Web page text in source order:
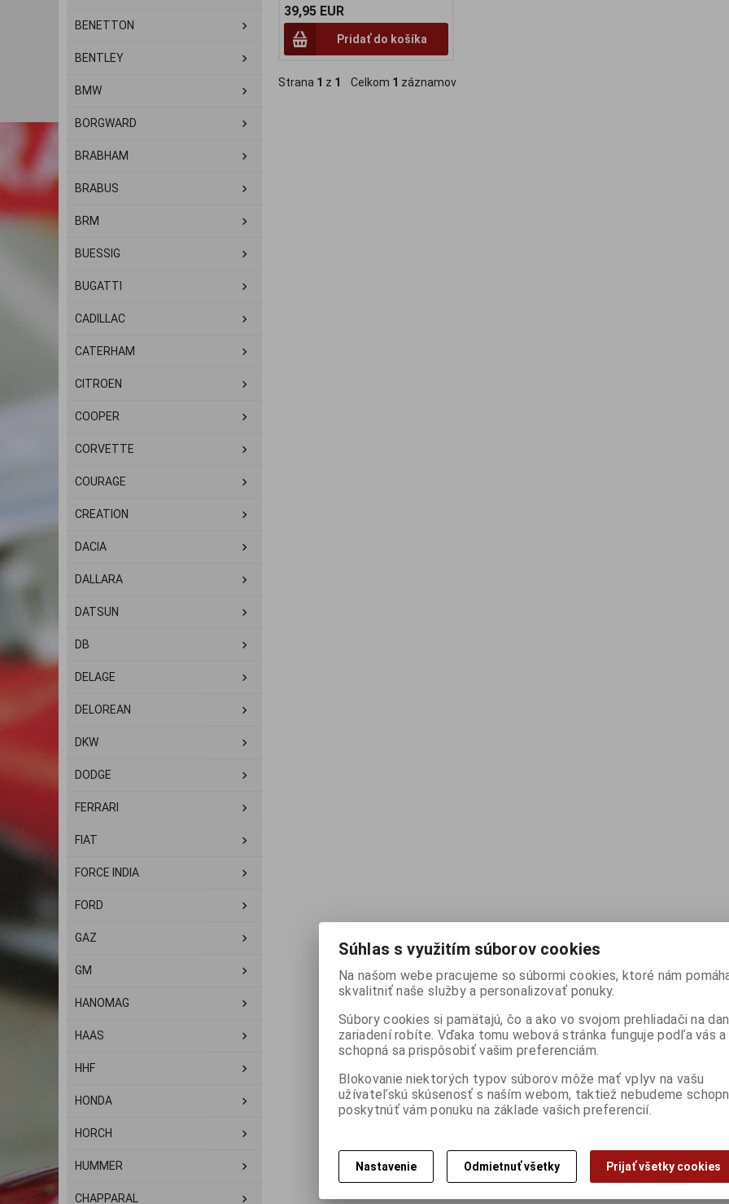
BENETTON
BENTLEY
BMW
BORGWARD
BRABHAM
BRABUS
BRM
BUESSIG
BUGATTI
CADILLAC
CATERHAM
CITROEN
COOPER
CORVETTE
COURAGE
CREATION
DACIA
DALLARA
DATSUN
DB
DELAGE
DELOREAN
DKW
DODGE
FERRARI
FIAT
FORCE INDIA
FORD
GAZ
GM
HANOMAG
HAAS
HHF
HONDA
HORCH
HUMMER
CHAPPARAL
39,95 EUR
Pridať do košíka
Strana 1 z 1 Celkom 1 záznamov
Súhlas s využitím súborov cookies
Na našom webe pracujeme so súbormi cookies, ktoré nám
skvalitniť naše služby a personalizovať ponuky.
Súbory cookies si pamätajú, čo a ako vo svojom prehliadači na
zariadení robíte. Vďaka tomu webová stránka funguje podľa vás a
schopná sa prispôsobiť vašim preferenciám.
Blokovanie niektorých typov súborov môže mať vplyv na vašu
užívateľskú skúsenosť s naším webom, taktiež nebudeme
poskytnúť vám ponuku na základe vašich preferencií.
Nastavenie Odmietnuť všetky Prijať všetky cookies